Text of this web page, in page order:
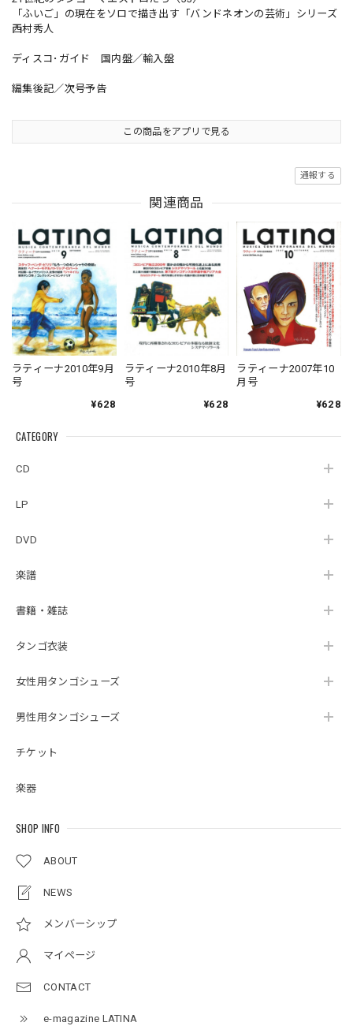
CATEGORY
CD
LP
DVD
楽譜
書籍・雑誌
タンゴ衣装
女性用タンゴシューズ
男性用タンゴシューズ
チケット
楽器
SHOP INFO
ABOUT
NEWS
メンバーシップ
マイページ
CONTACT
e-magazine LATINA
「ふいご」の現在をソロで描き出す「バンドネオンの芸術」シリーズ
西村秀人
ディスコ･ガイド 国内盤／輸入盤
編集後記／次号予告
この商品をアプリで見る
通報する
関連商品
ラティーナ2010年9月
号
¥628
ラティーナ2010年8月
号
¥628
ラティーナ2007年10
月号
¥628